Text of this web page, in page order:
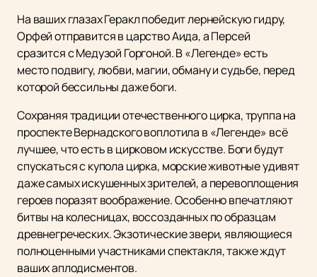
На ваших глазах Геракл победит лернейскую гидру,
Орфей отправится в царство Аида, а Персей
сразится с Медузой Горгоной. В «Легенде» есть
место подвигу, любви, магии, обману и судьбе, перед
которой бессильны даже боги.
Сохраняя традиции отечественного цирка, труппа на
проспекте Вернадского воплотила в «Легенде» всё
лучшее, что есть в цирковом искусстве. Боги будут
спускаться с купола цирка, морские животные удивят
даже самых искушенных зрителей, а перевоплощения
героев поразят воображение. Особенно впечатляют
битвы на колесницах, воссозданных по образцам
древнегреческих. Экзотические звери, являющиеся
полноценными участниками спектакля, также ждут
ваших аплодисментов.